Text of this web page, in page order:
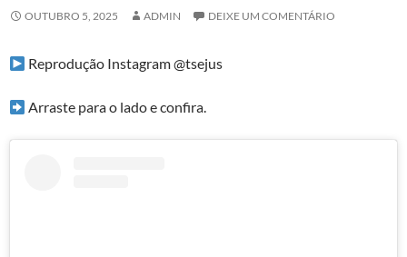
OUTUBRO 5, 2025 ADMIN DEIXE UM COMENTÁRIO
Reprodução Instagram @tsejus
Arraste para o lado e confira.